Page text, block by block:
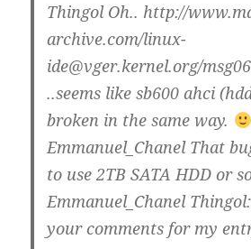
Thingol Oh.. http://
archive.com/linux-
ide@vger.kernel.org/
..seems like sb600 ahci
broken in the same way.
Emmanuel_Chanel That
to use 2TB SATA HDD or
Emmanuel_Chanel
your comments for my